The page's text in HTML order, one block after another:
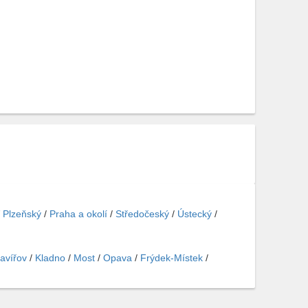
Plzeňský / Praha a okolí / Středočeský / Ústecký /
/ Kladno / Most / Opava / Frýdek-Místek /